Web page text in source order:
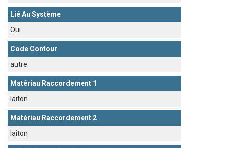
Lié Au Système
Oui
Code Contour
autre
Matériau Raccordement 1
laiton
Matériau Raccordement 2
laiton